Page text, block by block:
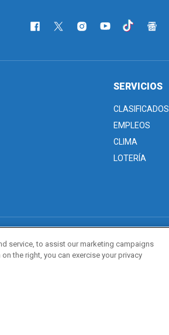
SERVICIOS
CLASIFICADOS
EMPLEOS
CLIMA
LOTERÍA
Editorial Guidelines Sitemap
service, to assist our marketing campaigns
the right, you can exercise your privacy